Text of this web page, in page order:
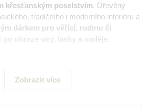
křesťanským poselstvím. Dřevěný
tradičního i moderního interiéru a
dárkem pro věřící, rodinu či
obraze víry, lásky a naděje.
a klid v srdci.
Zobrazit více